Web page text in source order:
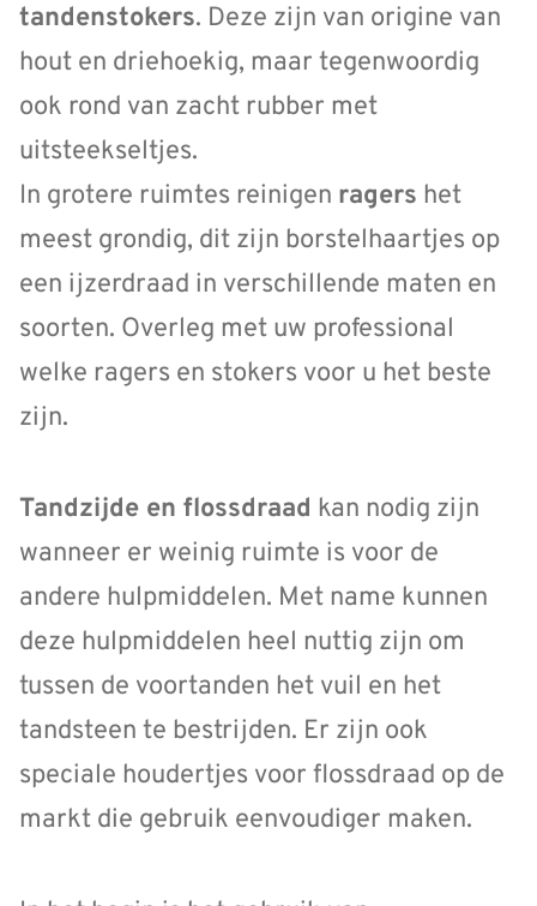
tandenstokers. Deze zijn van origine van
hout en driehoekig, maar tegenwoordig
ook rond van zacht rubber met
uitsteekseltjes.
In grotere ruimtes reinigen ragers het
meest grondig, dit zijn borstelhaartjes op
een ijzerdraad in verschillende maten en
soorten. Overleg met uw professional
welke ragers en stokers voor u het beste
zijn.
Tandzijde en flossdraad kan nodig zijn
wanneer er weinig ruimte is voor de
andere hulpmiddelen. Met name kunnen
deze hulpmiddelen heel nuttig zijn om
tussen de voortanden het vuil en het
tandsteen te bestrijden. Er zijn ook
speciale houdertjes voor flossdraad op de
markt die gebruik eenvoudiger maken.